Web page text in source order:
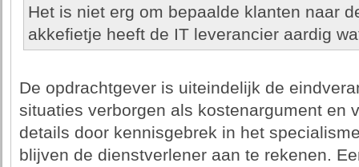
Het is niet erg om bepaalde klanten naar
akkefietje heeft de IT leverancier aardig
De opdrachtgever is uiteindelijk de
situaties verborgen als kostenargument en
details door kennisgebrek in het
blijven de dienstverlener aan te rekenen.